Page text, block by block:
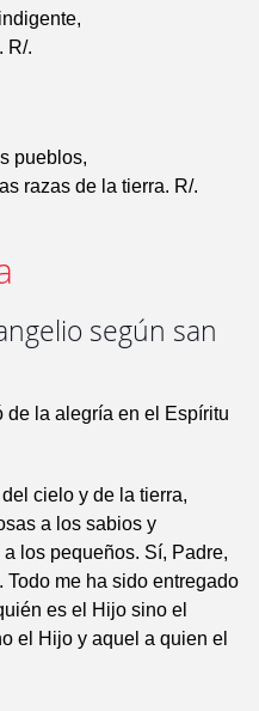
R/.
pueblos,
razas de la tierra. R/.
según san
de la alegría en el Espíritu
cielo y de la tierra,
a los sabios y
los pequeños. Sí, Padre,
me ha sido entregado
es el Hijo sino el
el Hijo y aquel a quien el